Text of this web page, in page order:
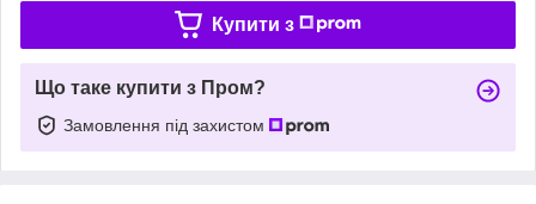
Купити з
Що таке купити з Пром?
Замовлення під захистом